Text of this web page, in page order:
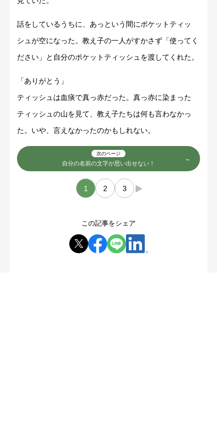
話をしているうちに、あっという間にポケットティッ
シュが空になった。教え子の一人がすかさず「使ってく
ださい」と自分のポケットティッシュを渡してくれた。
「ありがとう」
ティッシュは血痰で真っ赤だった。真っ赤に染まった
ティッシュの山を見て、教え子たちは何も言わなかっ
た。いや、言えなかったのかもしれない。
次のページ
自分の名前の文字が思い出せない！
1 2 3 →
この記事をシェア